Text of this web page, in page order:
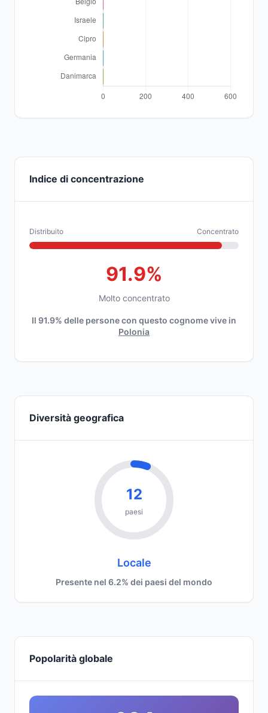
Indice di concentrazione
Distribuito Concentrato
91.9%
Molto concentrato
Il 91.9% delle persone con questo cognome vive in
Polonia
Diversità geografica
12
paesi
Locale
Presente nel 6.2% dei paesi del mondo
Popolarità globale